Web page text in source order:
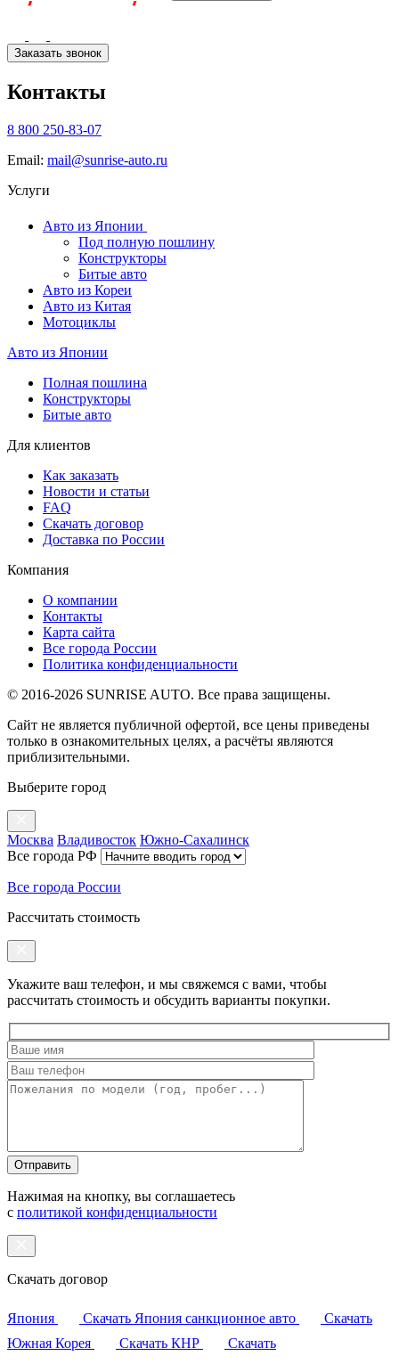
Заказать звонок
Контакты
8 800 250-83-07
Email: mail@sunrise-auto.ru
Услуги
Авто из Японии
Под полную пошлину
Конструкторы
Битые авто
Авто из Кореи
Авто из Китая
Мотоциклы
Авто из Японии
Полная пошлина
Конструкторы
Битые авто
Для клиентов
Как заказать
Новости и статьи
FAQ
Скачать договор
Доставка по России
Компания
О компании
Контакты
Карта сайта
Все города России
Политика конфиденциальности
© 2016-2026 SUNRISE AUTO. Все права защищены.
Сайт не является публичной офертой, все цены приведены
только в ознакомительных целях, а расчёты являются
приблизительными.
Выберите город
Москва Владивосток Южно-Сахалинск
Все города РФ
Все города России
Рассчитать стоимость
Укажите ваш телефон, и мы свяжемся с вами, чтобы
рассчитать стоимость и обсудить варианты покупки.
Оставьте
это
Нажимая на кнопку, вы соглашаетесь
с политикой конфиденциальности
Скачать договор
Япония Скачать Япония санкционное авто
Скачать
Южная Корея
Скачать КНР
Скачать